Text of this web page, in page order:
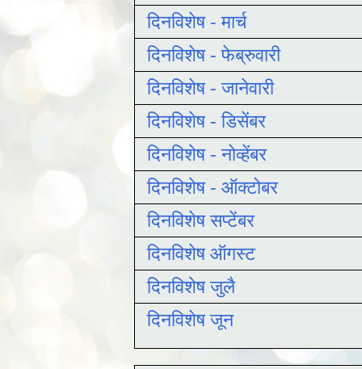
दिनविशेष - मार्च
दिनविशेष - फेब्रुवारी
दिनविशेष - जानेवारी
दिनविशेष - डिसेंबर
दिनविशेष - नोव्हेंबर
दिनविशेष - ऑक्टोबर
दिनविशेष सप्टेंबर
दिनविशेष ऑगस्ट
दिनविशेष जुलै
दिनविशेष जून